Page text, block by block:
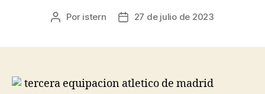
Autor
Por istern
Fecha27 de julio de 2023